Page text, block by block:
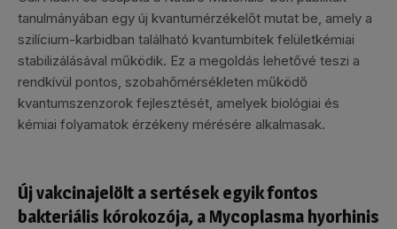
tanulmányában egy új kvantumérzékelőt mutat be, amely a
szilícium-karbidban található kvantumbitek felületkémiai
stabilizálásával működik. Ez a megoldás lehetővé teszi a
rendkívül pontos, szobahőmérsékleten működő
kvantumszenzorok fejlesztését, amelyek biológiai és
kémiai folyamatok érzékeny mérésére alkalmasak.
Új vakcinajelölt a sertések egyik fontos
bakteriális kórokozója, a Mycoplasma hyorhinis